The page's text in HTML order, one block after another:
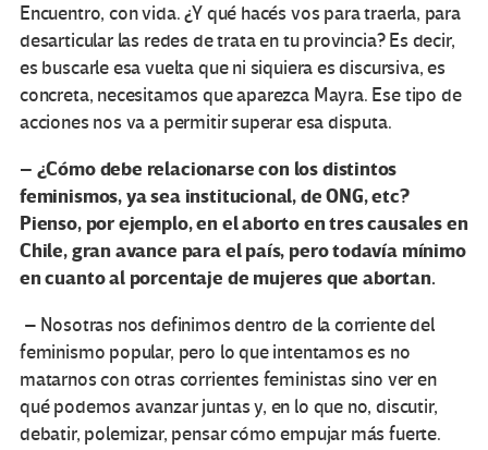
Encuentro, con vida. ¿Y qué hacés vos para traerla, para
desarticular las redes de trata en tu provincia? Es decir,
es buscarle esa vuelta que ni siquiera es discursiva, es
concreta, necesitamos que aparezca Mayra. Ese tipo de
acciones nos va a permitir superar esa disputa.
– ¿Cómo debe relacionarse con los distintos
feminismos, ya sea institucional, de ONG, etc?
Pienso, por ejemplo, en el aborto en tres causales en
Chile, gran avance para el país, pero todavía mínimo
en cuanto al porcentaje de mujeres que abortan.
– Nosotras nos definimos dentro de la corriente del
feminismo popular, pero lo que intentamos es no
matarnos con otras corrientes feministas sino ver en
qué podemos avanzar juntas y, en lo que no, discutir,
debatir, polemizar, pensar cómo empujar más fuerte.